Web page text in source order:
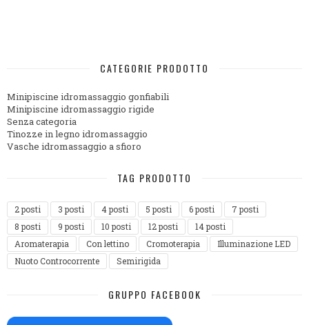
CATEGORIE PRODOTTO
Minipiscine idromassaggio gonfiabili
Minipiscine idromassaggio rigide
Senza categoria
Tinozze in legno idromassaggio
Vasche idromassaggio a sfioro
TAG PRODOTTO
2 posti 3 posti 4 posti 5 posti 6 posti
7 posti
8 posti
9 posti 10 posti 12 posti
14 posti
Aromaterapia
Con lettino Cromoterapia
Illuminazione LED
Nuoto Controcorrente
Semirigida
GRUPPO FACEBOOK